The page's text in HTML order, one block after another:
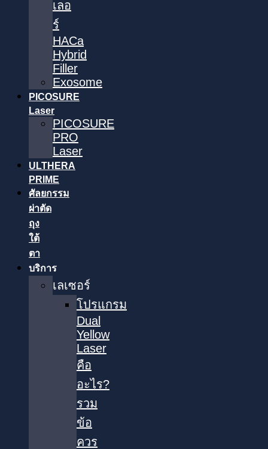
เลอ
ร์
HACa
Hybrid
Filler
Exosome
PICOSURE
Laser
PICOSURE
PRO
Laser
ULTHERA
PRIME
ศัลยกรรม
ผ่าตัด
ถุง
ใต้
ตา
บริการ
เลเซอร์
โปรแกรม
Dual
Yellow
Laser
คือ
อะไร?
รวม
ข้อ
ควร